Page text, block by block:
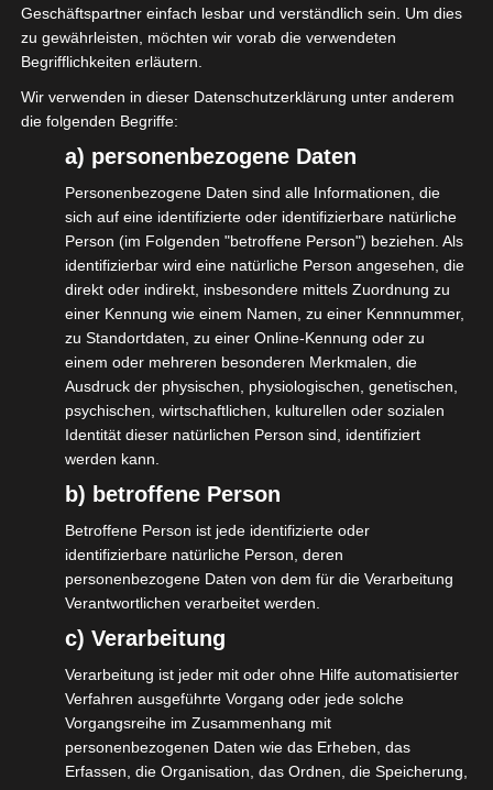
Das Ergebnis folgt einem einfachen
Ampelsystem:
🟢 GRÜN (Match): Empfängername stimmt
überein → Überweisung kann problemlos
erfolgen
🟡 GELB (Close-Match): Kleine
Abweichungen erkannt → Du erhältst den
korrekten Namen und kannst entscheiden
🔴 ROT (No-Match): Keine Übereinstimmung
→ Zahlung wird blockiert, du kannst
stornieren
Jetzt handeln und vorbereiten:
✅ Überprüfe deine Kunden-/Lieferanten-
Stammdaten
✅ Stelle sicher, dass dein
Kontoinhabername mit deinem
Unternehmensnamen übereinstimmt
✅ Ergänze deine Rechnungsvorlagen um
den exakten Empfängernamen
✅ Informiere deine Kunden über deinen
Geschäftspartner einfach lesbar und verständlich sein. Um dies
zu gewährleisten, möchten wir vorab die verwendeten
Begrifflichkeiten erläutern.
Wir verwenden in dieser Datenschutzerklärung unter anderem
die folgenden Begriffe:
a) personenbezogene Daten
Personenbezogene Daten sind alle Informationen, die
sich auf eine identifizierte oder identifizierbare natürliche
Person (im Folgenden "betroffene Person") beziehen. Als
identifizierbar wird eine natürliche Person angesehen, die
direkt oder indirekt, insbesondere mittels Zuordnung zu
einer Kennung wie einem Namen, zu einer Kennnummer,
zu Standortdaten, zu einer Online-Kennung oder zu
einem oder mehreren besonderen Merkmalen, die
Ausdruck der physischen, physiologischen, genetischen,
psychischen, wirtschaftlichen, kulturellen oder sozialen
Identität dieser natürlichen Person sind, identifiziert
werden kann.
b) betroffene Person
Betroffene Person ist jede identifizierte oder
identifizierbare natürliche Person, deren
personenbezogene Daten von dem für die Verarbeitung
Verantwortlichen verarbeitet werden.
c) Verarbeitung
Verarbeitung ist jeder mit oder ohne Hilfe automatisierter
Verfahren ausgeführte Vorgang oder jede solche
Vorgangsreihe im Zusammenhang mit
personenbezogenen Daten wie das Erheben, das
Erfassen, die Organisation, das Ordnen, die Speicherung,